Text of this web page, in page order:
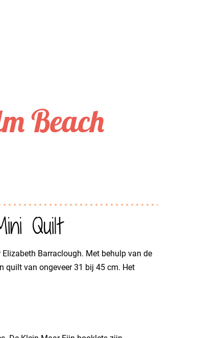
Beach
Quilt
Barraclough. Met behulp van de
quilt van ongeveer 31 bij 45 cm. Het